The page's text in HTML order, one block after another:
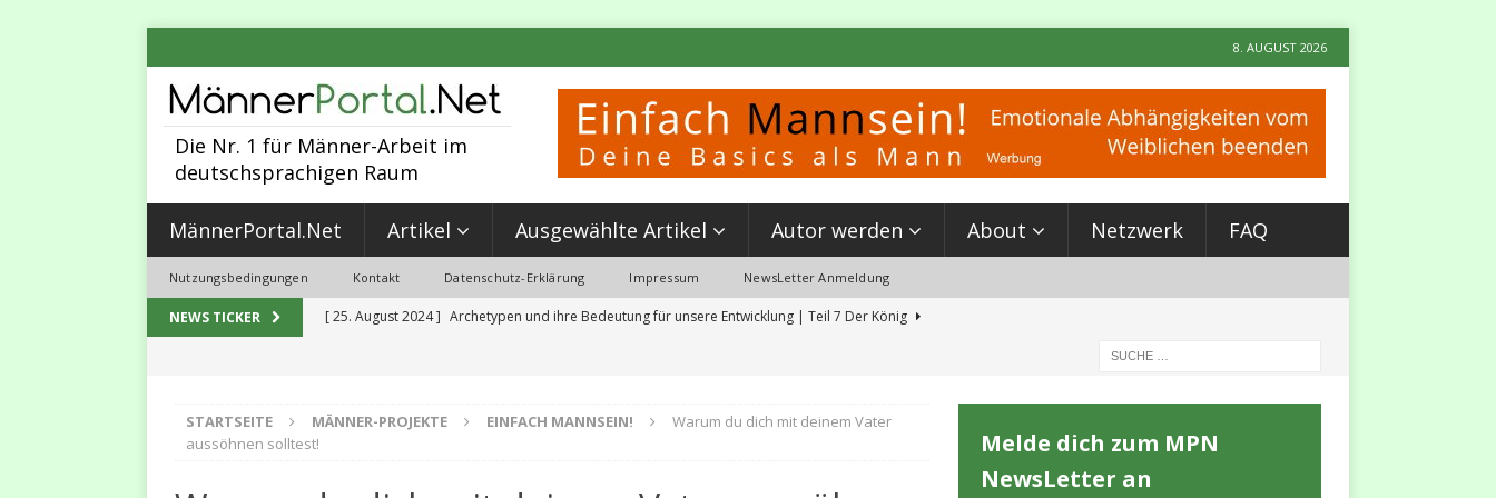
8. AUGUST 2026
Die Nr. 1 für Männer-Arbeit im
deutschsprachigen Raum
MännerPortal.Net Artikel Ausgewählte Artikel Autor werden About Netzwerk FAQ
Nutzungsbedingungen Kontakt Datenschutz-Erklärung Impressum NewsLetter Anmeldung
NEWS TICKER [ 25. August 2024 ] Archetypen und ihre Bedeutung für unsere Entwicklung | Teil 7 Der König
2023
MALEVOLUTION
STARTSEITE MÄNNER-PROJEKTE EINFACH MANNSEIN!
Warum du dich mit deinem Vater
aussöhnen solltest!
Melde dich zum MPN
NewsLetter an